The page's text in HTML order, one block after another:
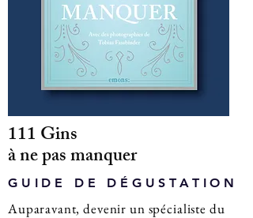
111 Gins
à ne pas manquer
GUIDE DE DÉGUSTATION
Auparavant, devenir un spécialiste du